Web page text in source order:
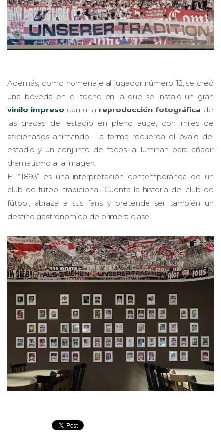
Además, como homenaje al jugador número 12, se creó
una bóveda en el techo en la que se instaló un gran
vinilo impreso con una reproducción fotográfica de
las gradas del estadio en pleno auge, con miles de
aficionados animando. La forma recuerda el óvalo del
estadio y un conjunto de focos la iluminan para añadir
dramatismo a la imagen.
El “1893” es una interpretación contemporánea de un
club de fútbol tradicional. Cuenta la historia del club de
fútbol, abraza a sus fans y pretende ser también un
destino gastronómico de primera clase.